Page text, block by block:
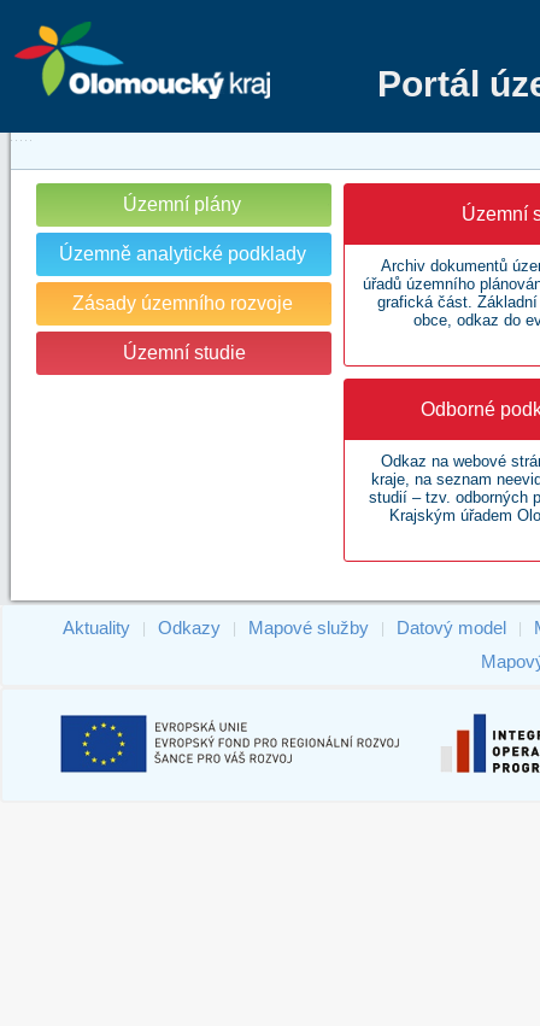
Portál
Územní plány
Územně analytické podklady
Zásady územního rozvoje
Územní studie
Územní
Archiv dokumentů
úřadů územního
grafická část.
obce, odkaz do
Odborné
Odkaz na webové
kraje, na seznam
studií – tzv. odborných
Krajským úřadem
Aktuality Odkazy Mapové služby Datový model